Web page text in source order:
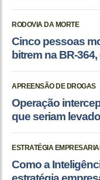
RODOVIA DA MORTE
Cinco pessoas
bitrem na BR-
APREENSÃO DE DROGAS
Operação
que seriam
ESTRATÉGIA
Como a